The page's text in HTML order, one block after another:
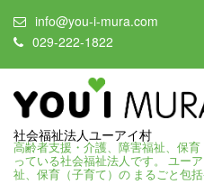
info@you-i-mura.com
029-222-1822
社会福祉法人ユーアイ村
高齢者支援・介護、障害福祉、保
っている社会福祉法人です。 ユー
祉、保育（子育て）の まるごと包括